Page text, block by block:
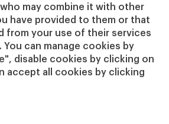
may combine it with other
have provided to them or that
from your use of their services
You can manage cookies by
disable cookies by clicking on
accept all cookies by clicking
School | University of Navarra
Ciberseguridad Accesibilidad